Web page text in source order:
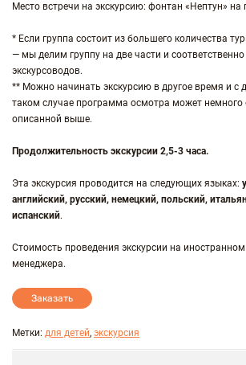
Место встречи на экскурсию: фонтан «Нептун»
* Если группа состоит из большего количества
— мы делим группу на две части и
экскурсоводов.
** Можно начинать экскурсию в другое время и с
таком случае программа осмотра может немного
описанной выше.
Продолжительность экскурсии 2,5-3 часа.
Эта экскурсия проводится на следующих языках:
английский, русский, немецкий, польский,
испанский.
Стоимость проведения экскурсии на
менеджера.
Заказать
Метки: для детей, экскурсия